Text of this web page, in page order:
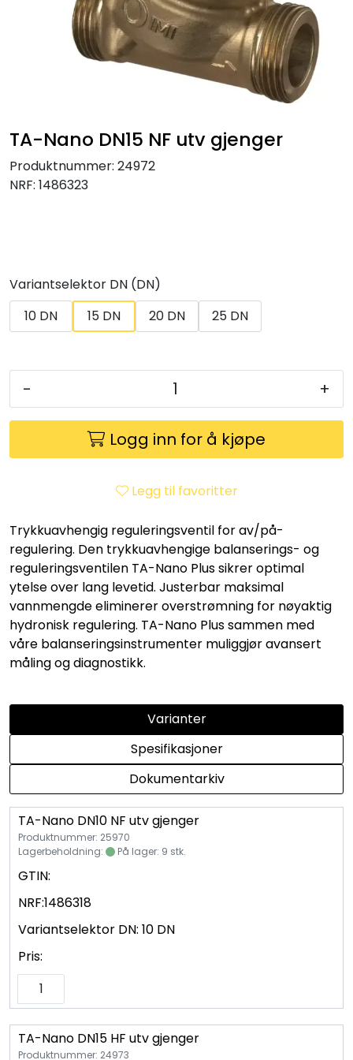
TA-Nano DN15 NF utv gjenger
Produktnummer: 24972
NRF: 1486323
Variantselektor DN (DN)
10 DN
15 DN 20 DN 25 DN
- +
Logg inn for å kjøpe
Legg til favoritter
Trykkuavhengig reguleringsventil for av/på-
regulering. Den trykkuavhengige balanserings- og
reguleringsventilen TA-Nano Plus sikrer optimal
ytelse over lang levetid. Justerbar maksimal
vannmengde eliminerer overstrømning for nøyaktig
hydronisk regulering. TA-Nano Plus sammen med
våre balanseringsinstrumenter muliggjør avansert
måling og diagnostikk.
Varianter
Spesifikasjoner
Dokumentarkiv
TA-Nano DN10 NF utv gjenger
Produktnummer: 25970
Lagerbeholdning:
På lager: 9 stk.
GTIN:
NRF:1486318
Variantselektor DN: 10 DN
Pris:
TA-Nano DN15 HF utv gjenger
Produktnummer: 24973
Klemringskoblinger
Radiatorer
Planfront radiatorer
Watersafe
Elektrokjeler
Vifter
Skap
Viftekonvektorer
Designradiatorer
Unipak
Vannprøver
TA-SCOPE
Kontakt oss